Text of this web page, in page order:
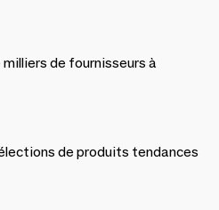
de fournisseurs à
de produits tendances